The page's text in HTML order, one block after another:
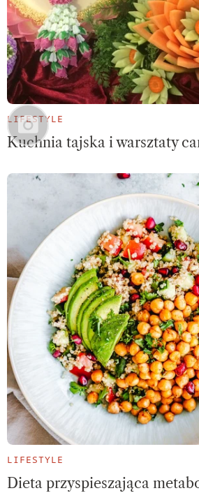
LIFESTYLE
Kuchnia tajska i warsztaty
LIFESTYLE
Dieta przyspieszająca